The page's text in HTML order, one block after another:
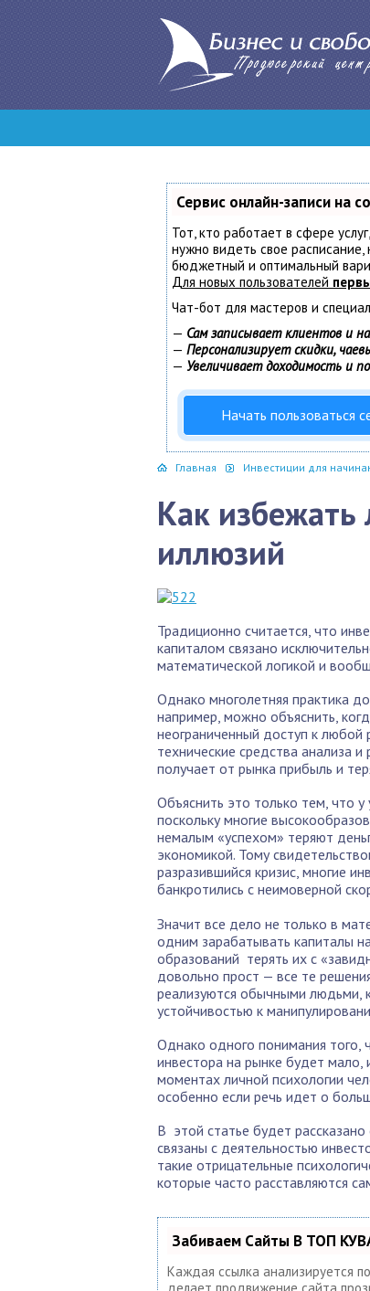
Сервис онлайн-записи на
Тот, кто работает в сфере
нужно видеть свое
бюджетный и оптимальный
Для новых пользователей
Чат-бот для мастеров и
— Сам записывает клиентов и
— Персонализирует скидки,
— Увеличивает доходимость и
Начать пользоваться
Главная Инвестиции для
Как избежать
иллюзий
Традиционно считается, что
капиталом связано
математической логикой и
Однако многолетняя практика
например, можно объяснить,
неограниченный доступ к
технические средства анализа
получает от рынка прибыль и
Объяснить это только тем, что
поскольку многие
немалым «успехом» теряют
экономикой. Тому
разразившийся кризис, многие
банкротились с неимоверной
Значит все дело не только в
одним зарабатывать капиталы
образований терять их с
довольно прост — все те
реализуются обычными людьми,
устойчивостью к
Однако одного понимания того,
инвестора на рынке будет
моментах личной психологии
особенно если речь идет о
В этой статье будет
связаны с деятельностью
такие отрицательные
которые часто расставляются
Забиваем Сайты В ТОП
Каждая ссылка анализируется